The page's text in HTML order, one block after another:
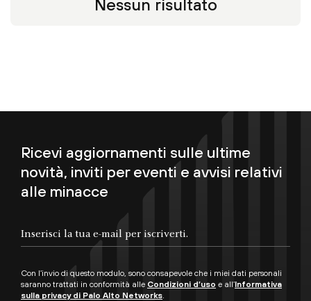
Nessun risultato
Ricevi aggiornamenti sulle ultime
novità, inviti per eventi e avvisi relativi
alle minacce
Con l’invio di questo modulo, sono consapevole che i miei dati personali
saranno trattati in conformità alle Condizioni d’uso e all’Informativa
sulla privacy di Palo Alto Networks.